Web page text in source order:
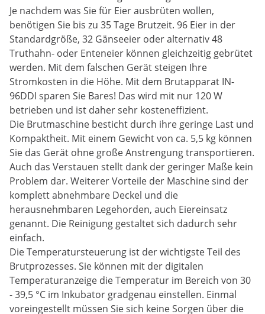
Je nachdem was Sie für Eier ausbrüten wollen,
benötigen Sie bis zu 35 Tage Brutzeit. 96 Eier in der
Standardgröße, 32 Gänseeier oder alternativ 48
Truthahn- oder Enteneier können gleichzeitig gebrütet
werden. Mit dem falschen Gerät steigen Ihre
Stromkosten in die Höhe. Mit dem Brutapparat IN-
96DDI sparen Sie Bares! Das wird mit nur 120 W
betrieben und ist daher sehr kosteneffizient.
Die Brutmaschine besticht durch ihre geringe Last und
Kompaktheit. Mit einem Gewicht von ca. 5,5 kg können
Sie das Gerät ohne große Anstrengung transportieren.
Auch das Verstauen stellt dank der geringer Maße kein
Problem dar. Weiterer Vorteile der Maschine sind der
komplett abnehmbare Deckel und die
herausnehmbaren Legehorden, auch Eiereinsatz
genannt. Die Reinigung gestaltet sich dadurch sehr
einfach.
Die Temperatursteuerung ist der wichtigste Teil des
Brutprozesses. Sie können mit der digitalen
Temperaturanzeige die Temperatur im Bereich von 30
- 39,5 °C im Inkubator gradgenau einstellen. Einmal
voreingestellt müssen Sie sich keine Sorgen über die